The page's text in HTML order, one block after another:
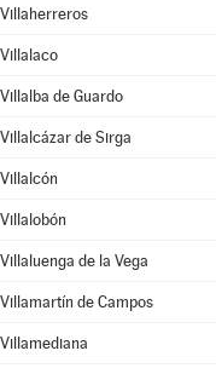
Villaherreros
Villalaco
Villalba de Guardo
Villalcázar de Sirga
Villalcón
Villalobón
Villaluenga de la Vega
Villamartín de Campos
Villamediana